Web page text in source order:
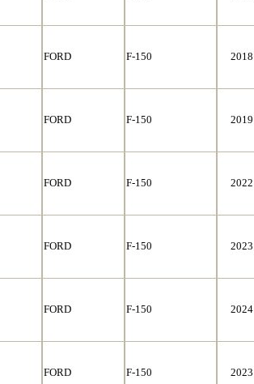
FORD F-150 2018
FORD F-150 2019
FORD F-150 2022
FORD F-150 2023
FORD F-150 2024
FORD F-150 2023